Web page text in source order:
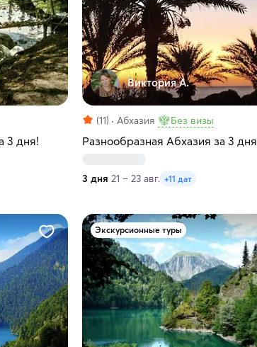
3 дня!
Виктория А.
(11) Абхазия Без визы
Разнообразная Абхазия за 3 дня
3 дня 21 – 23 авг. +11 дат
Экскурсионные туры